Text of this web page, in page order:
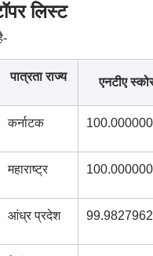
लिस्ट
पात्रता राज्य एनटीए
कर्नाटक
महाराष्ट्र
आंध्र प्रदेश 99.9827962